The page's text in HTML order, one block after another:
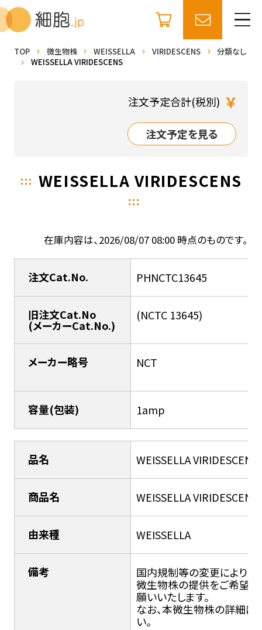
TOP 微生物株 WEISSELLA VIRIDESCENS
分類なし
WEISSELLA VIRIDESCENS
注文予定合計(税別) ￥
注文予定を見る
WEISSELLA VIRIDESCENS
在庫内容は、2026/08/07 08:00 時点のものです。
注文Cat.No. PHNCTC13645
旧注文Cat.No
(メーカーCat.No.)
(NCTC 13645)
メーカー略号 NCT
容量(包装) 1amp
品名 WEISSELLA VIRIDESCENS
商品名 WEISSELLA VIRIDESCENS
由来種 WEISSELLA
備考
国内規制等の変更により輸
微生物株の提供をご希望の
願いいたします。
なお、本微生物株の詳細に
い。